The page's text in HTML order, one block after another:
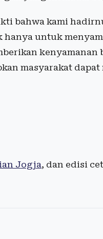
bahwa kami
untuk
kenyamanan
masyarakat dapat
Jogja, dan edisi